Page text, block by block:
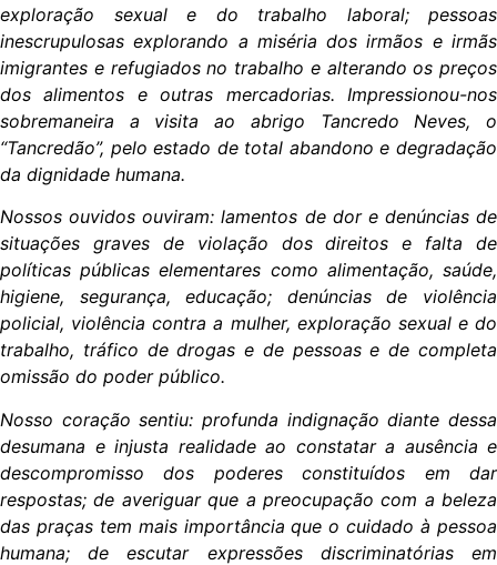
exploração sexual e do trabalho laboral; pessoas
inescrupulosas explorando a miséria dos irmãos e irmãs
imigrantes e refugiados no trabalho e alterando os preços
dos alimentos e outras mercadorias. Impressionou-nos
sobremaneira a visita ao abrigo Tancredo Neves, o
“Tancredão”, pelo estado de total abandono e degradação
da dignidade humana.
Nossos ouvidos ouviram: lamentos de dor e denúncias de
situações graves de violação dos direitos e falta de
políticas públicas elementares como alimentação, saúde,
higiene, segurança, educação; denúncias de violência
policial, violência contra a mulher, exploração sexual e do
trabalho, tráfico de drogas e de pessoas e de completa
omissão do poder público.
Nosso coração sentiu: profunda indignação diante dessa
desumana e injusta realidade ao constatar a ausência e
descompromisso dos poderes constituídos em dar
respostas; de averiguar que a preocupação com a beleza
das praças tem mais importância que o cuidado à pessoa
humana; de escutar expressões discriminatórias em